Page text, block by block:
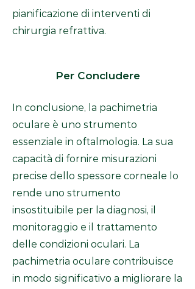
pianificazione di interventi di
chirurgia refrattiva.
Per Concludere
In conclusione, la pachimetria
oculare è uno strumento
essenziale in oftalmologia. La sua
capacità di fornire misurazioni
precise dello spessore corneale lo
rende uno strumento
insostituibile per la diagnosi, il
monitoraggio e il trattamento
delle condizioni oculari. La
pachimetria oculare contribuisce
in modo significativo a migliorare la